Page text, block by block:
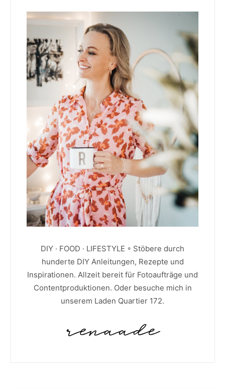
DIY · FOOD · LIFESTYLE ◦ Stöbere durch
hunderte DIY Anleitungen, Rezepte und
Inspirationen. Allzeit bereit für Fotoaufträge und
Contentproduktionen. Oder besuche mich in
unserem Laden Quartier 172.